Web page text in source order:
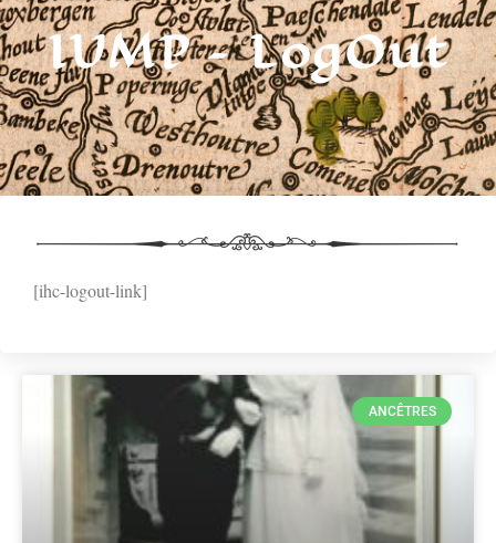
IUMP – LogOut
[ihc-logout-link]
ANCÊTRES